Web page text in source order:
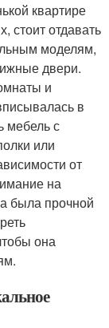
квартире
стоит отдавать
моделям,
двери.
и
в
мебель с
или
от
на
была прочной
она